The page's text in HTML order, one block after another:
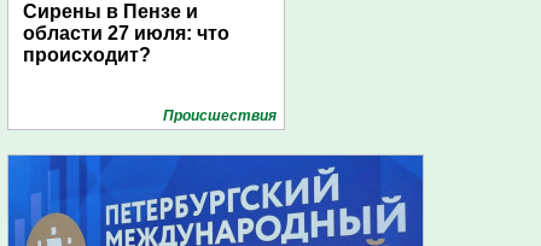
Сирены в Пензе и
области 27 июля: что
происходит?
Проиcшествия